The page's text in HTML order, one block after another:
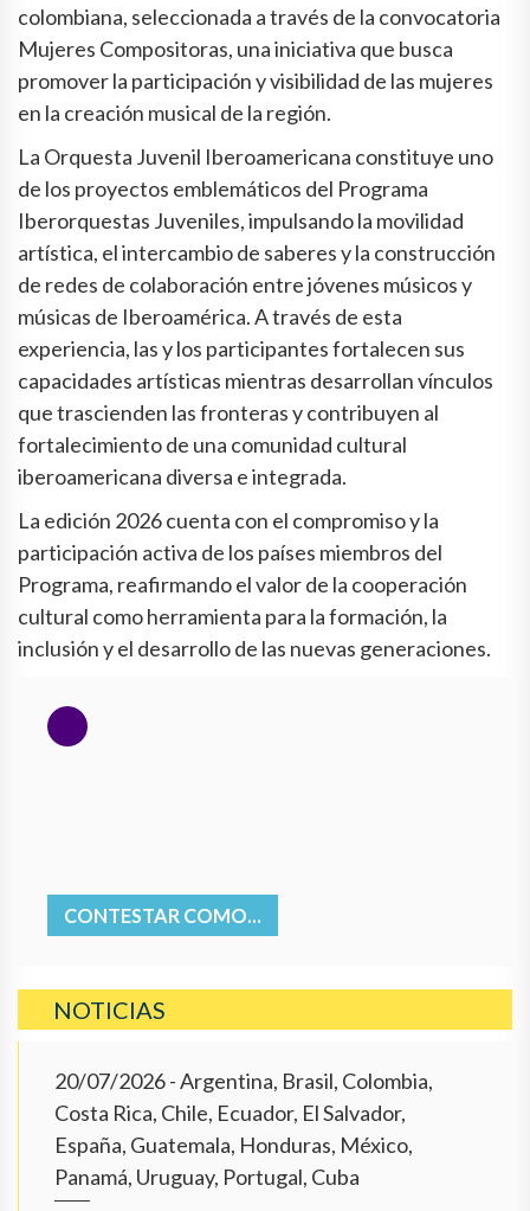
colombiana, seleccionada a través de la convocatoria
Mujeres Compositoras, una iniciativa que busca
promover la participación y visibilidad de las mujeres
en la creación musical de la región.
La Orquesta Juvenil Iberoamericana constituye uno
de los proyectos emblemáticos del Programa
Iberorquestas Juveniles, impulsando la movilidad
artística, el intercambio de saberes y la construcción
de redes de colaboración entre jóvenes músicos y
músicas de Iberoamérica. A través de esta
experiencia, las y los participantes fortalecen sus
capacidades artísticas mientras desarrollan vínculos
que trascienden las fronteras y contribuyen al
fortalecimiento de una comunidad cultural
iberoamericana diversa e integrada.
La edición 2026 cuenta con el compromiso y la
participación activa de los países miembros del
Programa, reafirmando el valor de la cooperación
cultural como herramienta para la formación, la
inclusión y el desarrollo de las nuevas generaciones.
CONTESTAR COMO...
NOTICIAS
20/07/2026- Argentina, Brasil, Colombia,
Costa Rica, Chile, Ecuador, El Salvador,
España, Guatemala, Honduras, México,
Panamá, Uruguay, Portugal, Cuba